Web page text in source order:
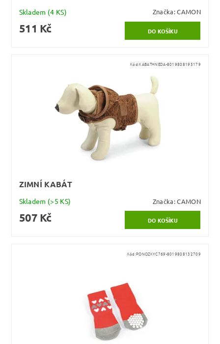
Skladem (4 KS) Značka:CAMON
511 Kč
Kód:KABATHNEDA-8019808195179
ZIMNÍ KABÁT
Skladem (>5 KS) Značka:CAMON
507 Kč
Kód:PONOZKYC769-8019808132709